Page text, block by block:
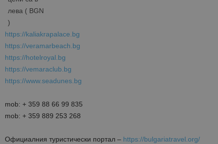
лева ( BGN
)
https://kaliakrapalace.bg
https://veramarbeach.bg
https://hotelroyal.bg
https://vemaraclub.bg
https://www.seadunes.bg
mob: + 359 88 66 99 835
mob: + 359 889 253 268
Oфициалния туристически портал – https://bulgariatravel.org/